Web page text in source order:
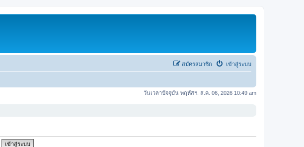
เข้าสู่ระบบ
สมัครสมาชิก
วันเวลาปัจจุบัน พฤหัสฯ. ส.ค. 06, 2026 10:49 am